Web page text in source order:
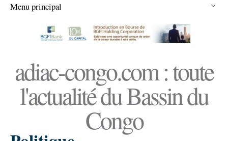
Menu principal
adiac-congo.com : toute
l'actualité du Bassin du
Congo